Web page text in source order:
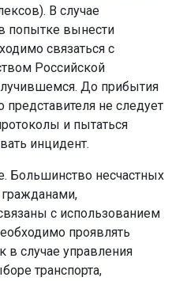
В случае
попытке вынести
связаться с
Российской
До прибытия
не следует
и пытаться
инцидент.
Большинство несчастных
с использованием
проявлять
случае управления
транспорта,